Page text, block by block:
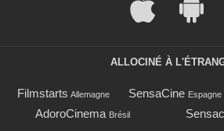
ALLOCINÉ À
Filmstarts Allemagne SensaCine Espagne
AdoroCinema Brésil